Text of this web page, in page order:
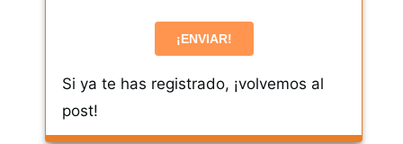
Si ya te has registrado, ¡volvemos al
post!